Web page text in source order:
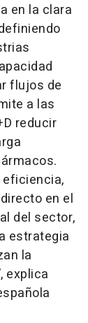
en la clara
flujos de
a las
reducir
en el
del sector,
estrategia
la
explica